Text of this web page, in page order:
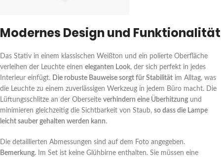
Modernes Design und Funktionalität
Das Stativ in einem klassischen Weißton und ein polierte Oberfläche
verleihen der Leuchte einen eleganten Look, der sich perfekt in jedes
Interieur einfügt. Die robuste Bauweise sorgt für Stabilität im Alltag, was
die Leuchte zu einem zuverlässigen Werkzeug in jedem Büro macht. Die
Lüftungsschlitze an der Oberseite verhindern eine Überhitzung und
minimieren gleichzeitig die Sichtbarkeit von Staub, so dass die Lampe
leicht sauber gehalten werden kann.
Die detaillierten Abmessungen sind auf dem Foto angegeben.
Bemerkung. Im Set ist keine Glühbirne enthalten. Sie müssen eine